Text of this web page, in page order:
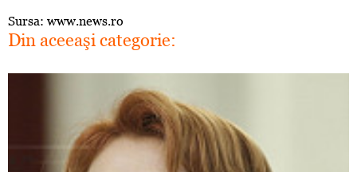
Sursa: www.news.ro
Din aceeaşi categorie: